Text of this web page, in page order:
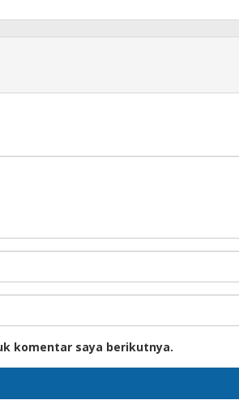
komentar saya berikutnya.